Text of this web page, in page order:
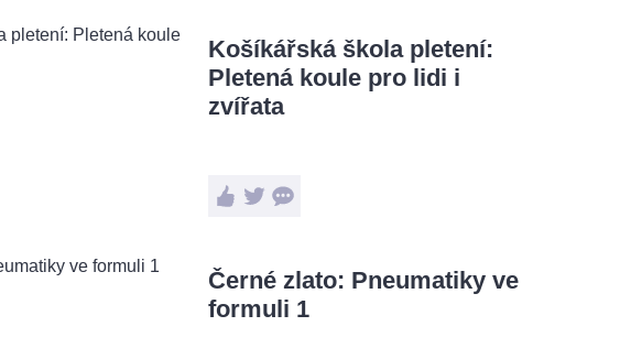
Košíkářská škola pletení:
Pletená koule pro lidi i
zvířata
Černé zlato: Pneumatiky ve
formuli 1